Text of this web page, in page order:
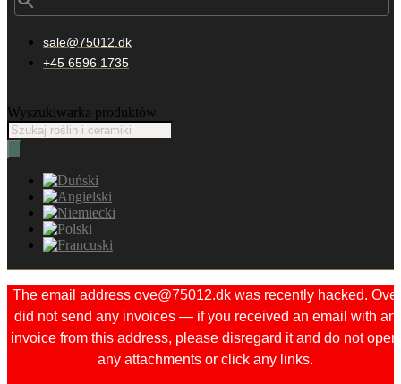
sale@75012.dk
+45 6596 1735
Wyszukiwarka produktów
The email address ove@75012.dk was recently hacked. Ove
did not send any invoices — if you received an email with an
invoice from this address, please disregard it and do not open
any attachments or click any links.